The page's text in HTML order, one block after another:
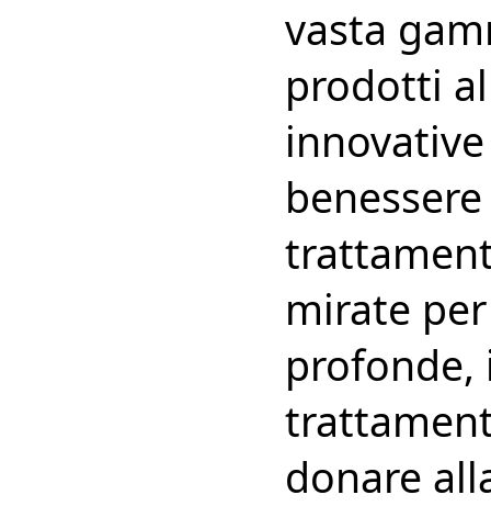
vasta
prodotti
mirate
profonde,
donare